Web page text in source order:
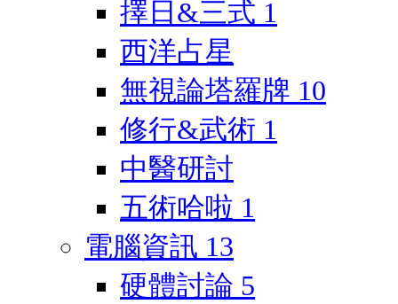
擇日&三式 1
西洋占星
無視論塔羅牌 10
修行&武術 1
中醫研討
五術哈啦 1
電腦資訊 13
硬體討論 5